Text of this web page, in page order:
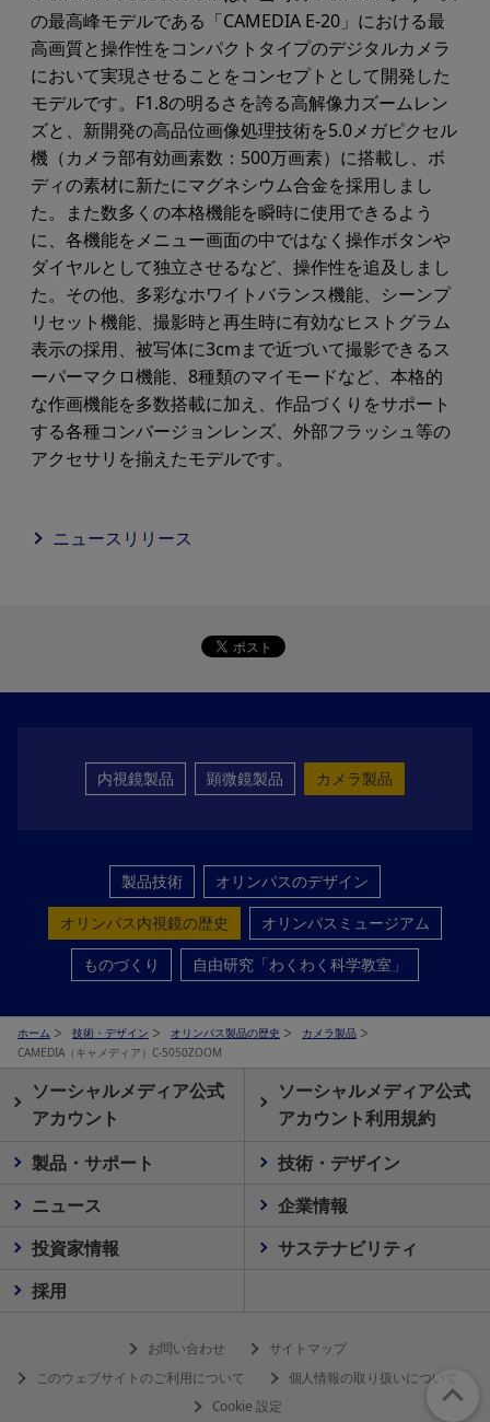
の最高峰モデルである「CAMEDIA E-20」における最
高画質と操作性をコンパクトタイプのデジタルカメラ
において実現させることをコンセプトとして開発した
モデルです。F1.8の明るさを誇る高解像力ズームレン
ズと、新開発の高品位画像処理技術を5.0メガピクセル
機（カメラ部有効画素数：500万画素）に搭載し、ボ
ディの素材に新たにマグネシウム合金を採用しまし
た。また数多くの本格機能を瞬時に使用できるよう
に、各機能をメニュー画面の中ではなく操作ボタンや
ダイヤルとして独立させるなど、操作性を追及しまし
た。その他、多彩なホワイトバランス機能、シーンプ
リセット機能、撮影時と再生時に有効なヒストグラム
表示の採用、被写体に3cmまで近づいて撮影できるス
ーパーマクロ機能、8種類のマイモードなど、本格的
な作画機能を多数搭載に加え、作品づくりをサポート
する各種コンバージョンレンズ、外部フラッシュ等の
アクセサリを揃えたモデルです。
ニュースリリース
内視鏡製品 顕微鏡製品 カメラ製品
製品技術
オリンパスのデザイン
オリンパス内視鏡の歴史
オリンパスミュージアム
ものづくり
自由研究「わくわく科学教室」
ホーム 技術・デザイン オリンパス製品の歴史
カメラ製品
CAMEDIA（キャメディア）C-5050ZOOM
ソーシャルメディア公式
アカウント
ソーシャルメディア公式
アカウント利用規約
製品・サポート
技術・デザイン
ニュース
企業情報
投資家情報
サステナビリティ
採用
お問い合わせ
サイトマップ
このウェブサイトのご利用について
個人情報の取り扱いについて
Cookie 設定